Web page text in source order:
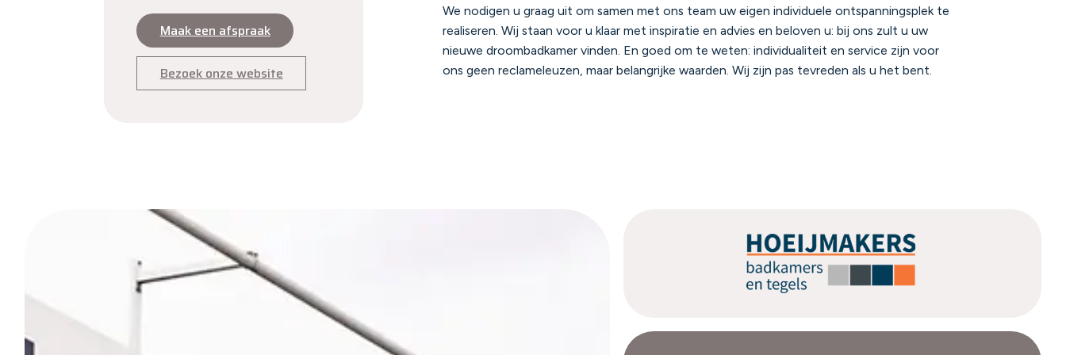
Maak een afspraak
Bezoek onze website
We nodigen u graag uit om samen met ons team uw eigen individuele ontspanningsplek te
realiseren. Wij staan voor u klaar met inspiratie en advies en beloven u: bij ons zult u uw
nieuwe droombadkamer vinden. En goed om te weten: individualiteit en service zijn voor
ons geen reclameleuzen, maar belangrijke waarden. Wij zijn pas tevreden als u het bent.